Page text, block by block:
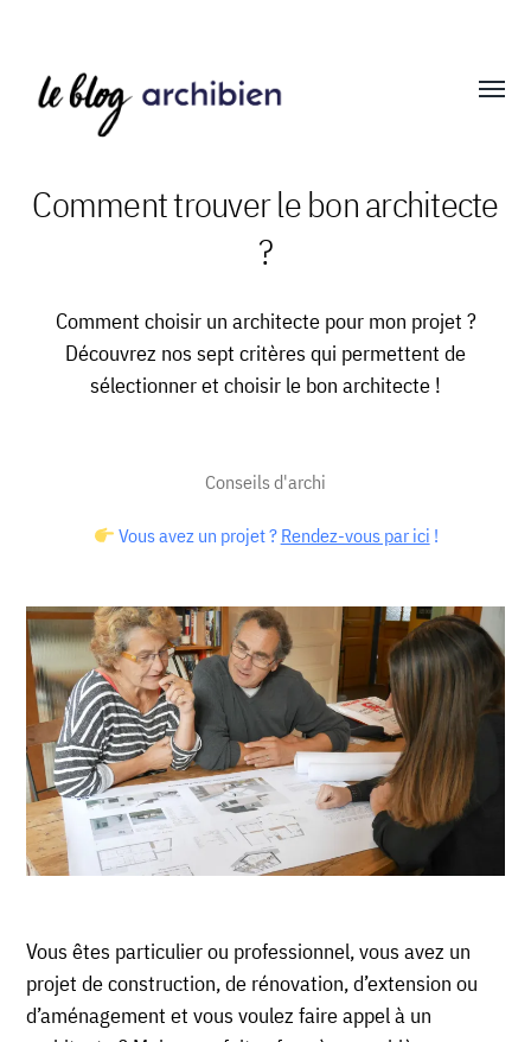
Archibien
Comment trouver le bon architecte
?
Comment choisir un architecte pour mon projet ?
Découvrez nos sept critères qui permettent de
sélectionner et choisir le bon architecte !
Conseils d'archi
Vous avez un projet ? Rendez-vous par ici !
Vous êtes particulier ou professionnel, vous avez un
projet de construction, de rénovation, d’extension ou
d’aménagement et vous voulez faire appel à un